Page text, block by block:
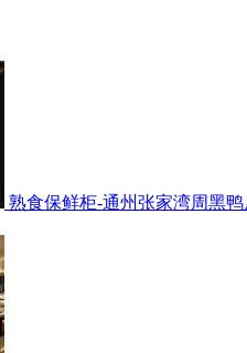
熟食保鲜柜-通州张家湾周黑鸭